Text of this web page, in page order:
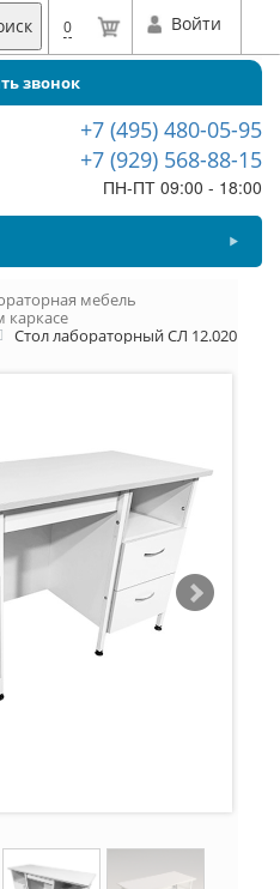
0 Войти
звонок
+7 (495) 480-05-95
+7 (929) 568-88-15
ПН-ПТ 09:00 - 18:00
мебель
каркасе
Стол лабораторный СЛ 12.020